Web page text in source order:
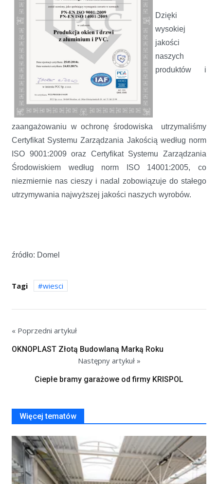
Dzięki
wysokiej
jakości
naszych
produktów i
zaangażowaniu w ochronę środowiska utrzymaliśmy
Certyfikat Systemu Zarządzania Jakością według norm
ISO 9001:2009 oraz Certyfikat Systemu Zarządzania
Środowiskiem według norm ISO 14001:2005, co
niezmiernie nas cieszy i nadal zobowiązuje do stałego
utrzymywania najwyższej jakości naszych wyrobów.
źródło: Domel
Tagi wiesci
« Poprzedni artykuł
OKNOPLAST Złotą Budowlaną Marką Roku
Następny artykuł »
Ciepłe bramy garażowe od firmy KRISPOL
Więcej tematów